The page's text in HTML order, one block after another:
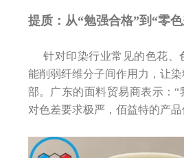
提质：从“勉强合格”到“零
针对印染行业常见的色花、
能削弱纤维分子间作用力，让
部。广东的面料贸易商表示：
对色差要求极严，佰益特的产